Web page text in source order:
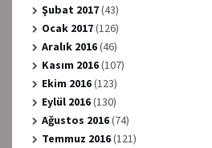
Şubat 2017(43)
Ocak 2017(126)
Aralık 2016(46)
Kasım 2016(107)
Ekim 2016(123)
Eylül 2016(130)
Ağustos 2016(74)
Temmuz 2016(121)